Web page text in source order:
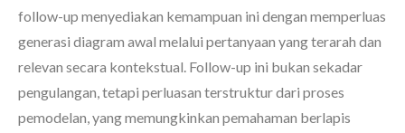
follow-up menyediakan kemampuan ini dengan memperluas
generasi diagram awal melalui pertanyaan yang terarah dan
relevan secara kontekstual. Follow-up ini bukan sekadar
pengulangan, tetapi perluasan terstruktur dari proses
pemodelan, yang memungkinkan pemahaman berlapis